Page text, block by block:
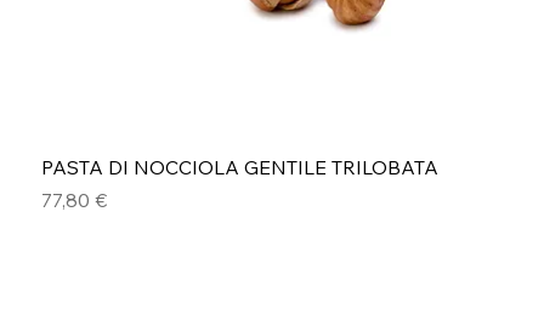
PASTA DI NOCCIOLA GENTILE TRILOBATA
Prezzo
77,80 €